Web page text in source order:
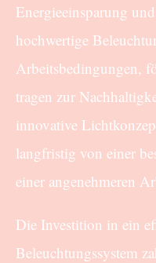
Energieeinsparung
hochwertige
Arbeitsbedingungen,
tragen zur
innovative
langfristig von einer
einer angenehmeren
Die Investition in ein
Beleuchtungssystem